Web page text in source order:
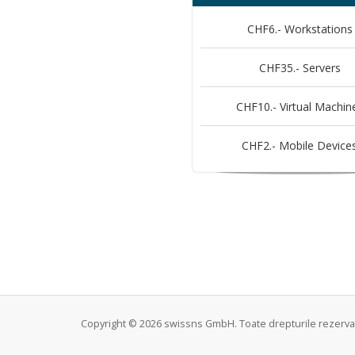
CHF6.- Workstations
CHF35.- Servers
CHF10.- Virtual
CHF2.- Mobile
Copyright © 2026 swissns GmbH. Toate drepturile